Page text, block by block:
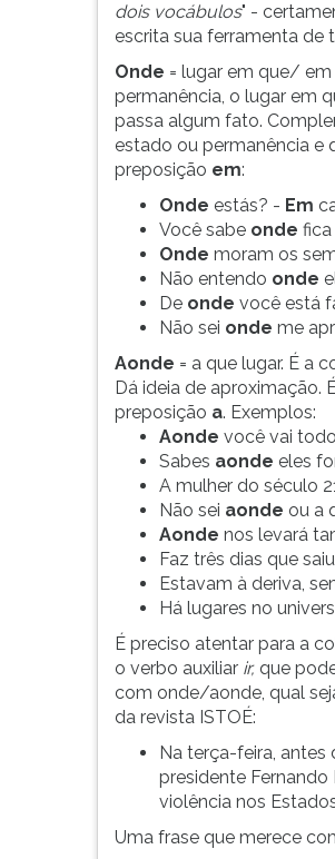
dois vocábulos" -
escrita sua ferramenta de
Onde = lugar em que/
permanência, o lugar em
passa algum fato.
estado ou permanência e
preposição em:
Onde estás? - Em
Você sabe onde
Onde moram os
Não entendo onde
De onde você está
Não sei onde me
Aonde = a que lugar. É a
Dá ideia de aproximação.
preposição a. Exemplos:
Aonde você vai
Sabes aonde eles
A mulher do século
Não sei aonde ou a
Aonde nos levará
Faz três dias que
Estavam à deriva,
Há lugares no
É preciso atentar para a
o verbo auxiliar ir, que
com onde/aonde, qual
da revista ISTOÉ:
Na terça-feira, antes
presidente
violência nos
Uma frase que merece